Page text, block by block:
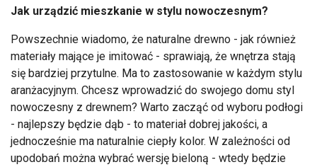
Jak urządzić mieszkanie w stylu nowoczesnym?
Powszechnie wiadomo, że naturalne drewno - jak również
materiały mające je imitować - sprawiają, że wnętrza stają
się bardziej przytulne. Ma to zastosowanie w każdym stylu
aranżacyjnym. Chcesz wprowadzić do swojego domu styl
nowoczesny z drewnem? Warto zacząć od wyboru podłogi
- najlepszy będzie dąb - to materiał dobrej jakości, a
jednocześnie ma naturalnie ciepły kolor. W zależności od
upodobań można wybrać wersję bieloną - wtedy będzie